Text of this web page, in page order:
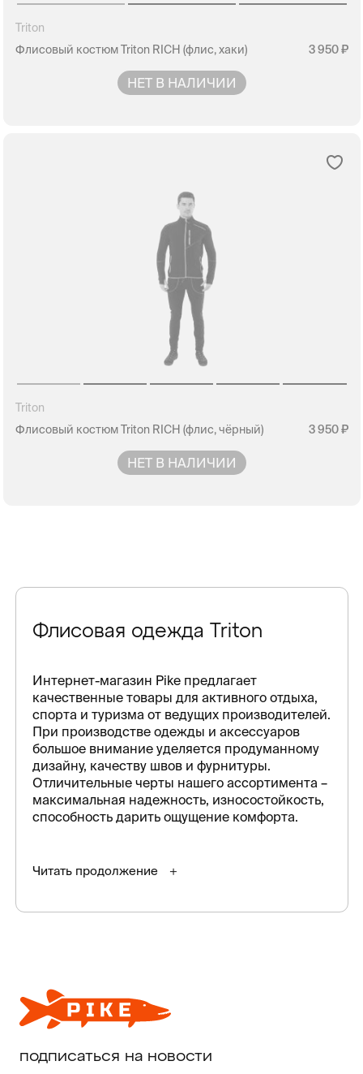
Triton
Флисовый костюм Triton RICH (флис, хаки)
3 950
НЕТ В НАЛИЧИИ
Triton
Флисовый костюм Triton RICH (флис, чёрный)
3 950
НЕТ В НАЛИЧИИ
Флисовая одежда Triton
Интернет-магазин Pike предлагает
качественные товары для активного отдыха,
спорта и туризма от ведущих производителей.
При производстве одежды и аксессуаров
большое внимание уделяется продуманному
дизайну, качеству швов и фурнитуры.
Отличительные черты нашего ассортимента –
максимальная надежность, износостойкость,
способность дарить ощущение комфорта.
Читать продолжение
подписаться на новости